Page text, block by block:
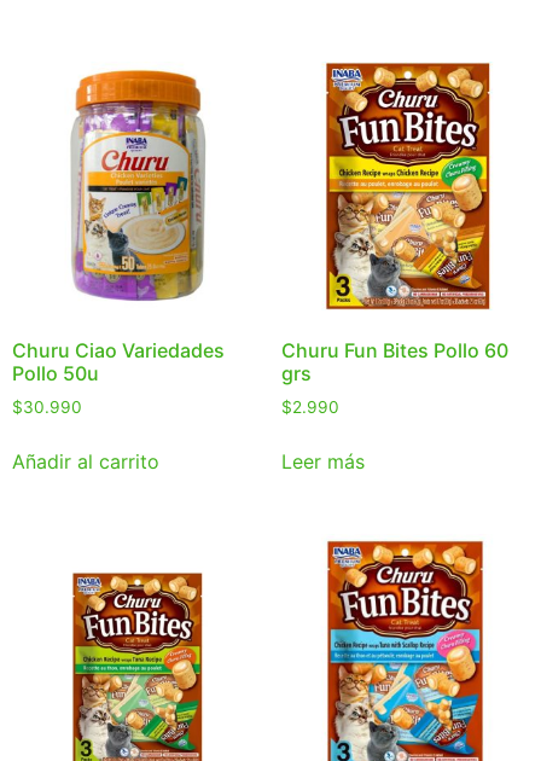
Churu Ciao Variedades
Pollo 50u
$30.990
Añadir al carrito
Churu Fun Bites Pollo 60
grs
$2.990
Leer más